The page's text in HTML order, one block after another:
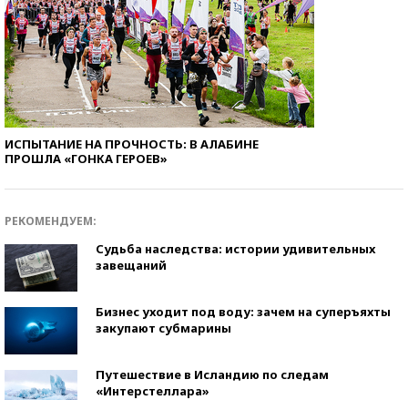
ИСПЫТАНИЕ НА ПРОЧНОСТЬ: В АЛАБИНЕ
ПРОШЛА «ГОНКА ГЕРОЕВ»
РЕКОМЕНДУЕМ:
Судьба наследства: истории удивительных
завещаний
Бизнес уходит под воду: зачем на суперъяхты
закупают субмарины
Путешествие в Исландию по следам
«Интерстеллара»